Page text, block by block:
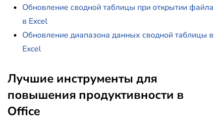
Обновление сводной таблицы при открытии файла
в Excel
Обновление диапазона данных сводной таблицы в
Excel
Лучшие инструменты для
повышения продуктивности в
Office